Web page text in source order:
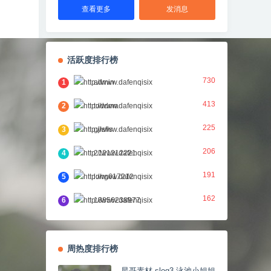
查看更多 发消息
活跃度排行榜
1 admin 730
2 toddma 413
3 gjlsfls 225
4 2121212221 206
5 long617212 191
6 18856238977 162
周热度排行榜